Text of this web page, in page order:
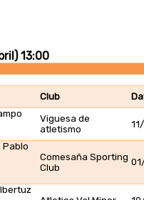
Club
Viguesa de
atletismo
Pablo
Comesaña Sporting
Club
13:00